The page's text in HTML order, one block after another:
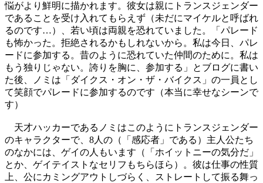
悩がより鮮明に描かれます。彼女は親にトランスジェンダー
であることを受け入れてもらえず（未だにマイケルと呼ばれ
るのです…）、若い頃は両親を恐れていました。「パレード
も怖かった。拒絶されるかもしれないから。私は今日、パレ
ードに参加する。昔のように恐れていた仲間のために。私は
もう独りじゃない。誇りを胸に、参加する」とブログに書い
た後、ノミは「ダイクス・オン・ザ・バイクス」の一員とし
て笑顔でパレードに参加するのです（本当に幸せなシーンで
す）
天才ハッカーであるノミはこのようにトランスジェンダー
のキャラクターで、8人の（「感応者」である）主人公たち
のなかには、ゲイの人もいます（「ホイットニーの気分だ」
とか、ゲイテイストなセリフもちらほら）。彼は仕事の性質
上、公にカミングアウトしづらく、ストレートして振る舞っ